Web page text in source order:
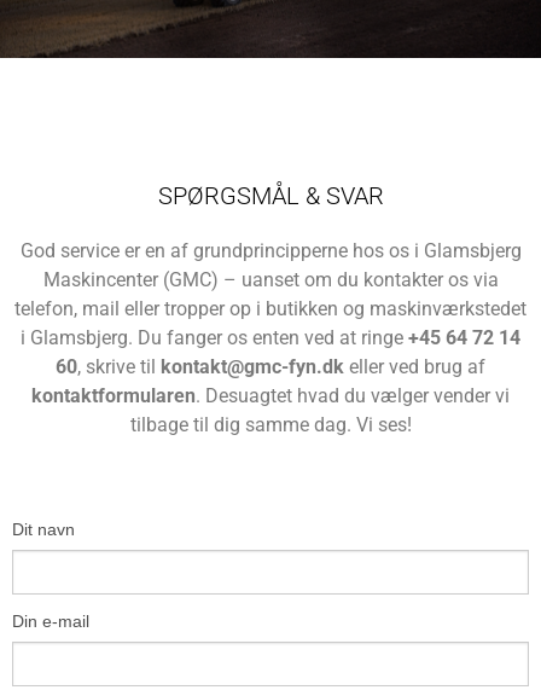
SPØRGSMÅL & SVAR
God service er en af grundprincipperne hos os i Glamsbjerg
Maskincenter (GMC) – uanset om du kontakter os via
telefon, mail eller tropper op i butikken og maskinværkstedet
i Glamsbjerg. Du fanger os enten ved at ringe +45 64 72 14
60, skrive til kontakt@gmc-fyn.dk eller ved brug af
kontaktformularen. Desuagtet hvad du vælger vender vi
tilbage til dig samme dag. Vi ses!
Dit navn
Din e-mail